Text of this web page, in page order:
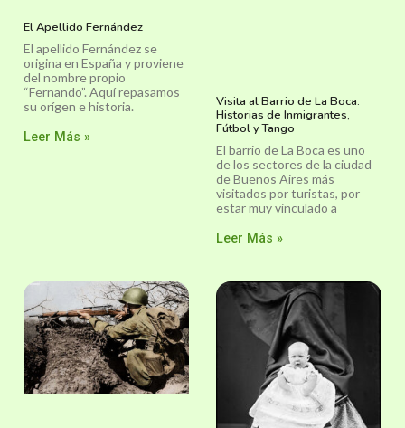
El Apellido Fernández
El apellido Fernández se
origina en España y proviene
del nombre propio
“Fernando”. Aquí repasamos
su orígen e historia.
Leer Más »
Visita al Barrio de La Boca:
Historias de Inmigrantes,
Fútbol y Tango
El barrio de La Boca es uno
de los sectores de la ciudad
de Buenos Aires más
visitados por turistas, por
estar muy vinculado a
Leer Más »